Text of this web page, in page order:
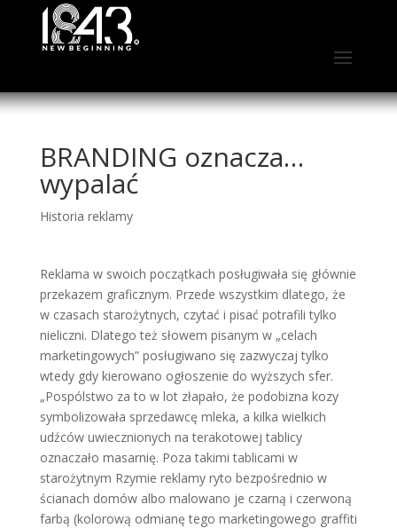
BRANDING oznacza…
wypalać
Historia reklamy
Reklama w swoich początkach posługiwała się głównie
przekazem graficznym. Przede wszystkim dlatego, że
w czasach starożytnych, czytać i pisać potrafili tylko
nieliczni. Dlatego też słowem pisanym w „celach
marketingowych” posługiwano się zazwyczaj tylko
wtedy gdy kierowano ogłoszenie do wyższych sfer.
„Pospólstwo za to w lot złapało, że podobizna kozy
symbolizowała sprzedawcę mleka, a kilka wielkich
udźców uwiecznionych na terakotowej tablicy
oznaczało masarnię. Poza takimi tablicami w
starożytnym Rzymie reklamy ryto bezpośrednio w
ścianach domów albo malowano je czarną i czerwoną
farbą (kolorową odmianę tego marketingowego graffiti